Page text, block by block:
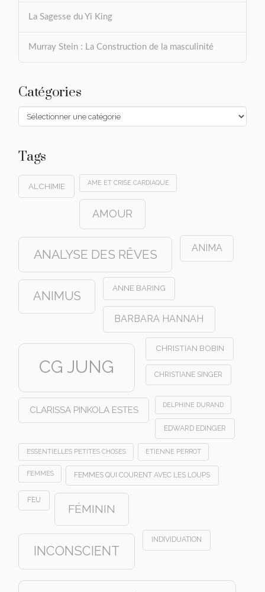
La Sagesse du Yi King
Murray Stein : La Construction de la masculinité
Catégories
Catégories
Tags
ALCHIMIE AME ET CRISE CARDIAQUE
AMOUR
ANALYSE DES RÊVES ANIMA
ANIMUS
ANNE BARING
BARBARA HANNAH
CG JUNG
CHRISTIAN BOBIN
CHRISTIANE SINGER
CLARISSA PINKOLA ESTES DELPHINE DURAND
EDWARD EDINGER
ESSENTIELLES PETITES CHOSES ETIENNE PERROT
FEMMES FEMMES QUI COURENT AVEC LES LOUPS
FEU
FÉMININ
INCONSCIENT
INDIVIDUATION